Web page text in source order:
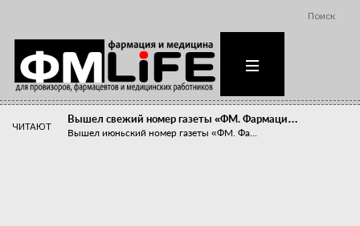
Поиск
ЧИТАЮТ
Вышел свежий номер газеты «ФМ. Фармаци…
Вышел июньский номер газеты «ФМ. Фа...